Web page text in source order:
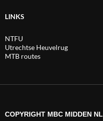
LINKS
NTFU
Utrechtse Heuvelrug
MTB routes
COPYRIGHT MBC MIDDEN NL